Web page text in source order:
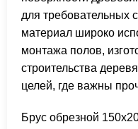
для требовательных
материал широко
монтажа полов,
строительства
целей, где важны
Брус обрезной